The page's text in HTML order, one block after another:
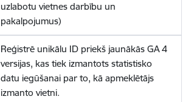
uzlabotu vietnes darbību un
pakalpojumus)
Reģistrē unikālu ID priekš jaunākās GA 4
versijas, kas tiek izmantots statistisko
datu iegūšanai par to, kā apmeklētājs
izmanto vietni.